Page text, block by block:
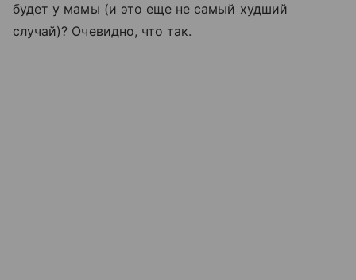
будет у мамы (и это еще не самый худший
случай)? Очевидно, что так.